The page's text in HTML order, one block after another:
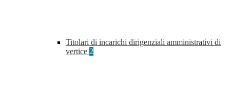
Titolari di incarichi dirigenziali amministrativi di
vertice 2